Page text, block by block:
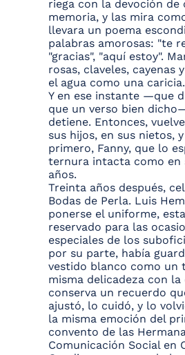
riega con la devoción de
memoria, y las mira
llevara un poema
palabras amorosas: "te
"gracias", "aquí estoy".
rosas, claveles, cayenas
el agua como una caricia.
Y en ese instante —que
que un verso bien
detiene. Entonces,
sus hijos, en sus nietos,
primero, Fanny, que lo
ternura intacta como en
años.
Treinta años después,
Bodas de Perla. Luis
ponerse el uniforme,
reservado para las
especiales de los
por su parte, había
vestido blanco como un
misma delicadeza con la
conserva un recuerdo
ajustó, lo cuidó, y lo
la misma emoción del
convento de las
Comunicación Social en